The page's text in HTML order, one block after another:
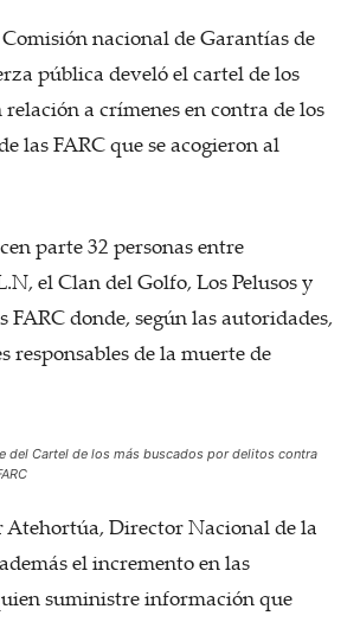
nacional de Garantías de
pública develó el cartel de los
relación a crímenes en contra de los
las FARC que se acogieron al
parte 32 personas entre
el Clan del Golfo, Los Pelusos y
FARC donde, según las autoridades,
responsables de la muerte de
del Cartel de los más buscados por delitos contra
Atehortúa, Director Nacional de la
el incremento en las
suministre información que